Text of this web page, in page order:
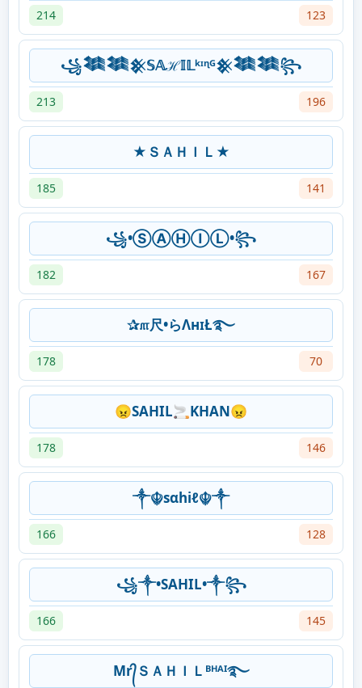
214 123
꧁𒈞𒈞𒆜𝕊𝔸ℋ𝕀𝕃ᵏᶦᶯᴳ𒆜𒈞𒈞꧂
213 196
★ＳＡＨＩＬ★
185 141
꧁•ⓈⒶⒽⒾⓁ•꧂
182 167
✰௱尺•らΛнɪŁ࿐
178 70
😠SAHIL🚬KHAN😠
178 146
༒☬sαhiℓ☬༒
166 128
꧁༒•SAHIL•༒꧂
166 145
Mr᭄ＳＡＨＩＬᴮᴴᴬᴵ࿐